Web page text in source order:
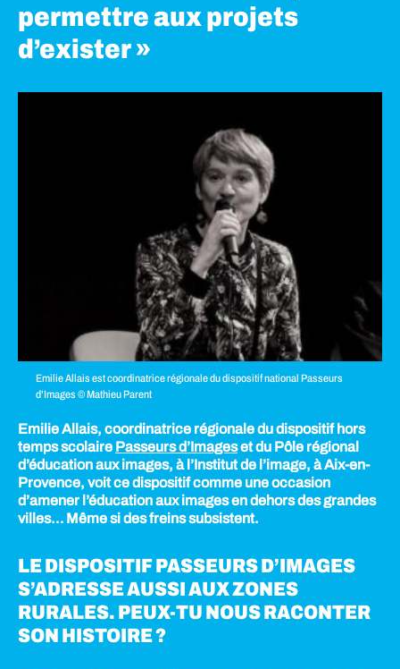
permettre aux projets
d’exister »
Emilie Allais est coordinatrice régionale du dispositif national Passeurs
d'Images © Mathieu Parent
Emilie Allais, coordinatrice régionale du dispositif hors
temps scolaire Passeurs d’Imageset du Pôle régional
d’éducation aux images, à l’Institut de l’image, à Aix-en-
Provence, voit ce dispositif comme une occasion
d’amener l’éducation aux images en dehors des grandes
villes… Même si des freins subsistent.
LE DISPOSITIF PASSEURS D’IMAGES
S’ADRESSE AUSSI AUX ZONES
RURALES. PEUX-TU NOUS RACONTER
SON HISTOIRE ?